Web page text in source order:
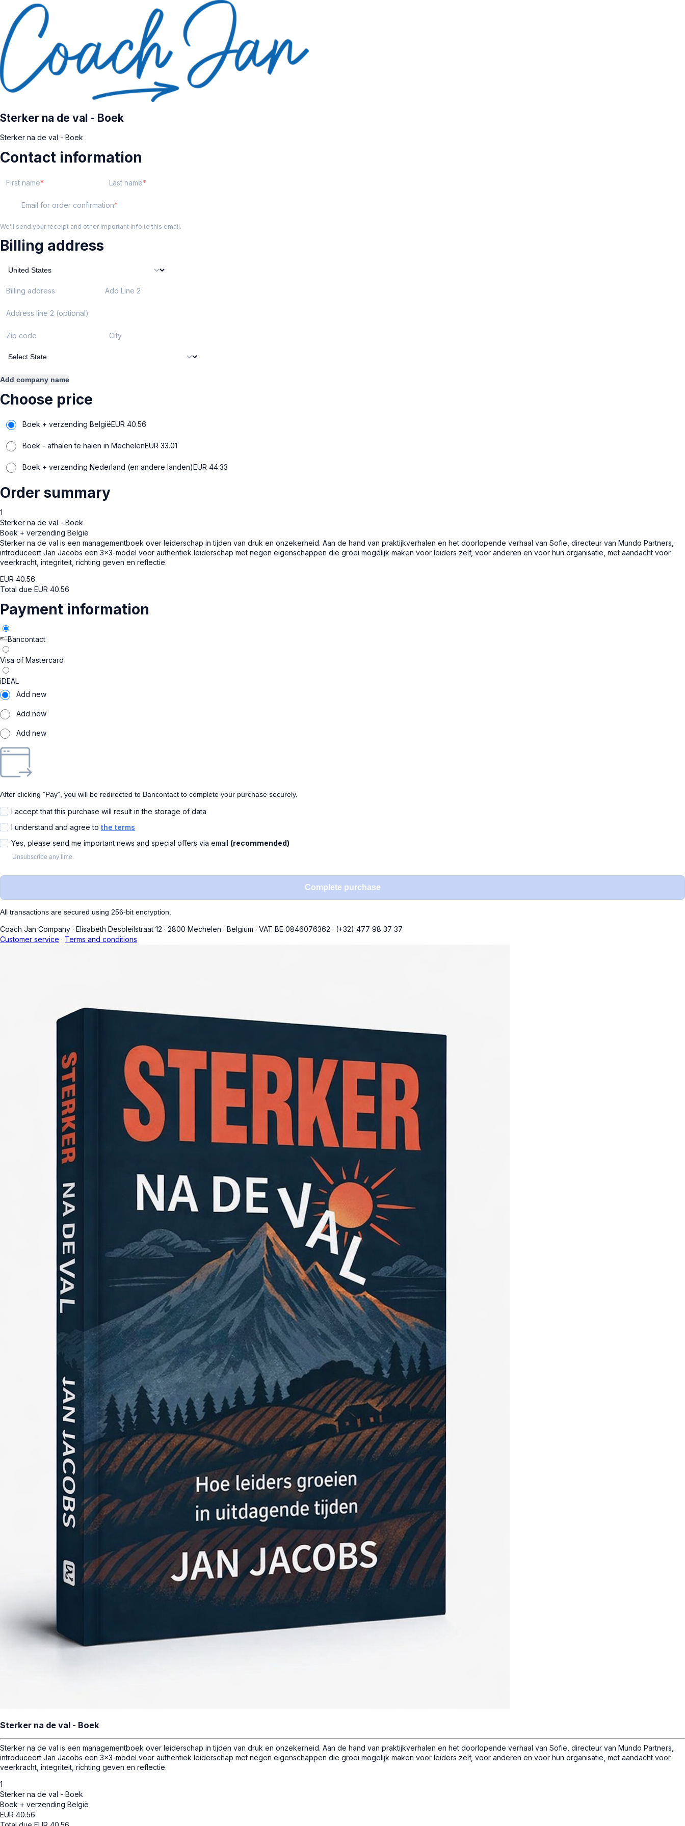
Sterker na de val - Boek
Sterker na de val - Boek
Contact information
First name Last name
Email for order confirmation
We'll send your receipt and other important info to this email.
Billing address
Billing address Add Line 2
Address line 2 (optional)
Zip code City
Add company name
Choose price
Boek + verzending BelgiëEUR 40.56
Boek - afhalen te halen in MechelenEUR 33.01
Boek + verzending Nederland (en andere landen)EUR 44.33
Order summary
1
Sterker na de val - Boek
Boek + verzending België
Sterker na de val is een managementboek over leiderschap in tijden van druk en onzekerheid. Aan de hand van praktijkverhalen en het doorlopende verhaal van Sofie, directeur van Mundo Partners,
introduceert Jan Jacobs een 3x3-model voor authentiek leiderschap met negen eigenschappen die groei mogelijk maken voor leiders zelf, voor anderen en voor hun organisatie, met aandacht voor
veerkracht, integriteit, richting geven en reflectie.
EUR 40.56
Total due EUR 40.56
Payment information
Bancontact
Visa of Mastercard
iDEAL
Add new
Add new
Add new
After clicking "Pay", you will be redirected to Bancontact to complete your purchase securely.
I accept that this purchase will result in the storage of data
I understand and agree to the terms
Yes, please send me important news and special offers via email (recommended)
Unsubscribe any time.
Complete purchase
All transactions are secured using 256-bit encryption.
Coach Jan Company · Elisabeth Desoleilstraat 12 · 2800 Mechelen · Belgium · VAT BE 0846076362 · (+32) 477 98 37 37
Customer service · Terms and conditions
Sterker na de val - Boek
Sterker na de val is een managementboek over leiderschap in tijden van druk en onzekerheid. Aan de hand van praktijkverhalen en het doorlopende verhaal van Sofie, directeur van Mundo Partners,
introduceert Jan Jacobs een 3x3-model voor authentiek leiderschap met negen eigenschappen die groei mogelijk maken voor leiders zelf, voor anderen en voor hun organisatie, met aandacht voor
veerkracht, integriteit, richting geven en reflectie.
1
Sterker na de val - Boek
Boek + verzending België
EUR 40.56